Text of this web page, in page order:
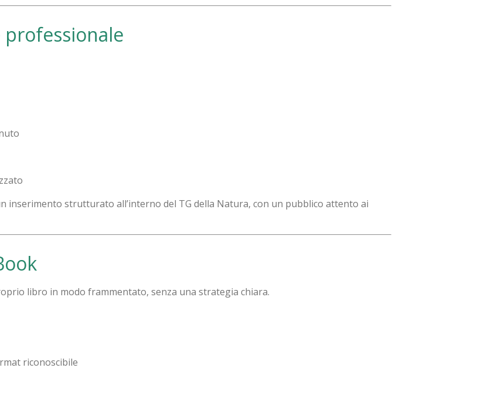
inserimento strutturato all’interno del TG della Natura, con un pubblico attento ai
libro in modo frammentato, senza una strategia chiara.
riconoscibile